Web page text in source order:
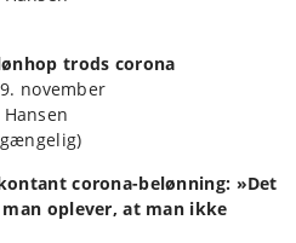
trods corona
november
corona-belønning: »Det
oplever, at man ikke